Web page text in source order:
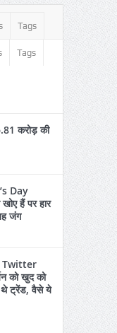
Tags
Tags
करोड़ की
Day
हैं पर हार
जंग
Twitter
को खुद को
थे ट्रेंड, वैसे ये